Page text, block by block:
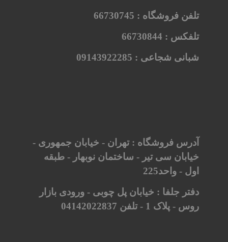
تلفن فروشگاه :
تلفکس :
شبانی شجاعی :
آدرس فروشگاه : تهران - خیابان جمهوری -
خیابان سی تیر - ساختمان نوبهار - طبقه
اول - واحد225
دفتر جلفا : خیابان پل چوبی - ورودی بازار
روس - پلاک 1 - تلفن 04142022837